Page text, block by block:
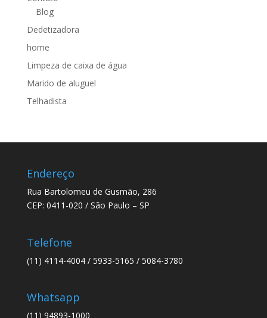
Blog
Dedetizadora
home
Limpeza de caixa de água
Marido de aluguel
Telhadista
Endereço
Rua Bartolomeu de Gusmão, 286
CEP: 0411-020 / São Paulo – SP
Telefone
(11) 4114-4004 / 5933-5165 / 5084-3780
Whatsapp
(11) 94893-1000